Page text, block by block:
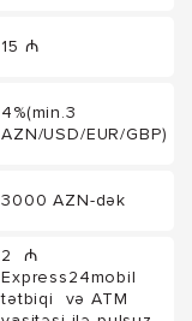
15 ₼
4%(min.3
AZN/USD/EUR/GBP)
3000 AZN-dək
2 ₼
Express24mobil
tətbiqi və ATM